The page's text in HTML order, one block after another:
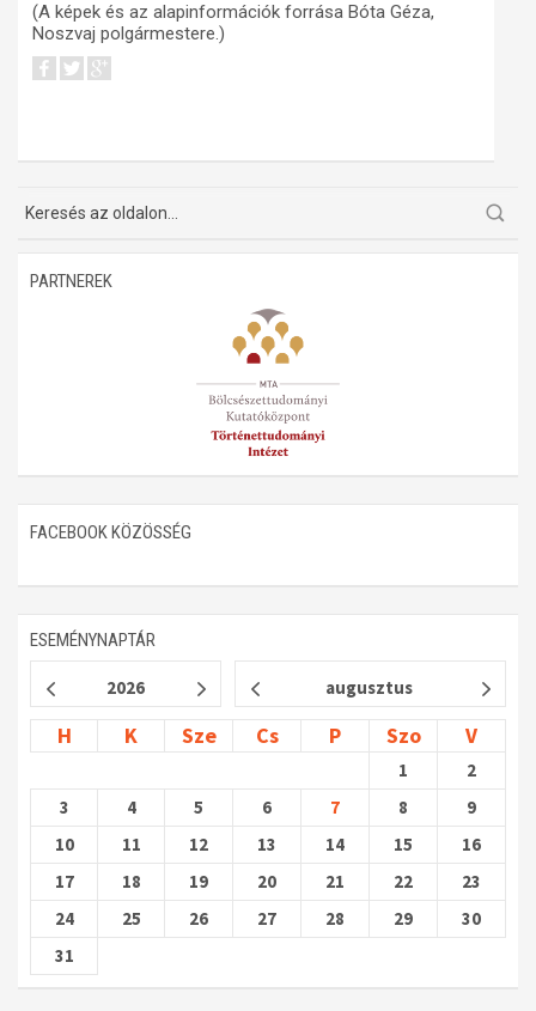
(A képek és az alapinformációk forrása Bóta Géza,
Noszvaj polgármestere.)
PARTNEREK
FACEBOOK KÖZÖSSÉG
ESEMÉNYNAPTÁR
2026 augusztus
H K Sze Cs P Szo V
1
2
3
4 5 6 7 8
9
10
11 12 13 14 15
16
17
18 19 20 21 22
23
24
25 26 27 28 29
30
31